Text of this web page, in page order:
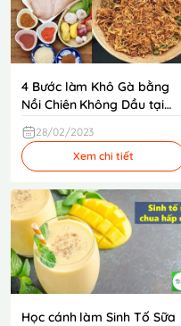
4 Bước làm Khô Gà bằng
Nồi Chiên Không Dầu tại
nhà cực ngon đơn giản
2023
28/02/2023
Xem chi tiết
Học cánh làm Sinh Tố Sữa